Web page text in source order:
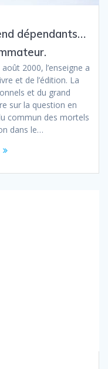
dépendants…
2000, l’enseigne a
et de l’édition. La
et du grand
sur la question en
commun des mortels
dans le…